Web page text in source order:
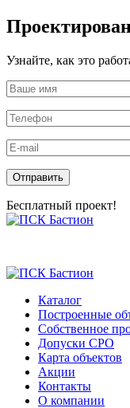
Узнайте, как это
Оставьте это поле
Бесплатный проект!
Skip
Каталог
Построенные
Собственное
Допуски СРО
Карта объектов
Акции
Контакты
О компании